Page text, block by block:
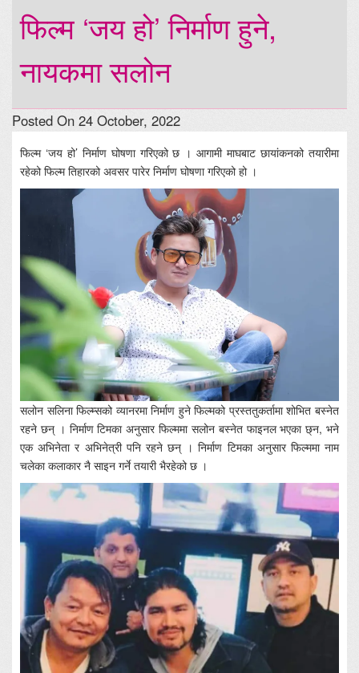
फिल्म ‘जय हो’ निर्माण हुने,
नायकमा सलोन
Posted On 24 October, 2022
फिल्म ‘जय हो’ निर्माण घोषणा गरिएको छ । आगामी माघबाट छायांकनको तयारीमा
रहेको फिल्म तिहारको अवसर पारेर निर्माण घोषणा गरिएको हो ।
सलोन सलिना फिल्म्सको व्यानरमा निर्माण हुने फिल्मको प्रस्ततुकर्तामा शोभित बस्नेत
रहने छन् । निर्माण टिमका अनुसार फिल्ममा सलोन बस्नेत फाइनल भएका छ्न, भने
एक अभिनेता र अभिनेत्री पनि रहने छन् । निर्माण टिमका अनुसार फिल्ममा नाम
चलेका कलाकार नै साइन गर्ने तयारी भैरहेको छ ।